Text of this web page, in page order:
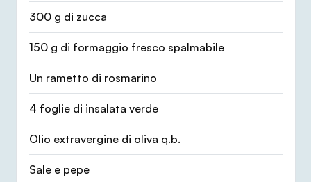
300 g di zucca
150 g di formaggio fresco spalmabile
Un rametto di rosmarino
4 foglie di insalata verde
Olio extravergine di oliva q.b.
Sale e pepe